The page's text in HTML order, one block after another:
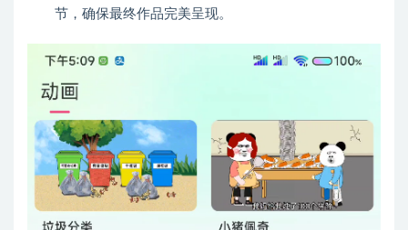
节，确保最终作品完美呈现。